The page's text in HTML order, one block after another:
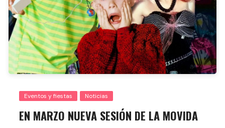
Eventos y fiestas Noticias
EN MARZO NUEVA SESIÓN DE LA MOVIDA